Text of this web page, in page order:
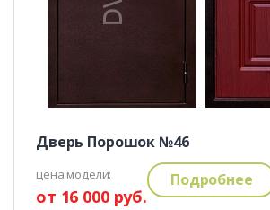
Дверь Порошок №46
цена модели:
от 16 000 руб.
Подробнее